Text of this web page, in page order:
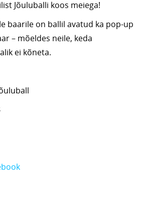
Jõuluballi koos meiega!
baarile on ballil avatud ka pop-up
– mõeldes neile, keda
ei kõneta.